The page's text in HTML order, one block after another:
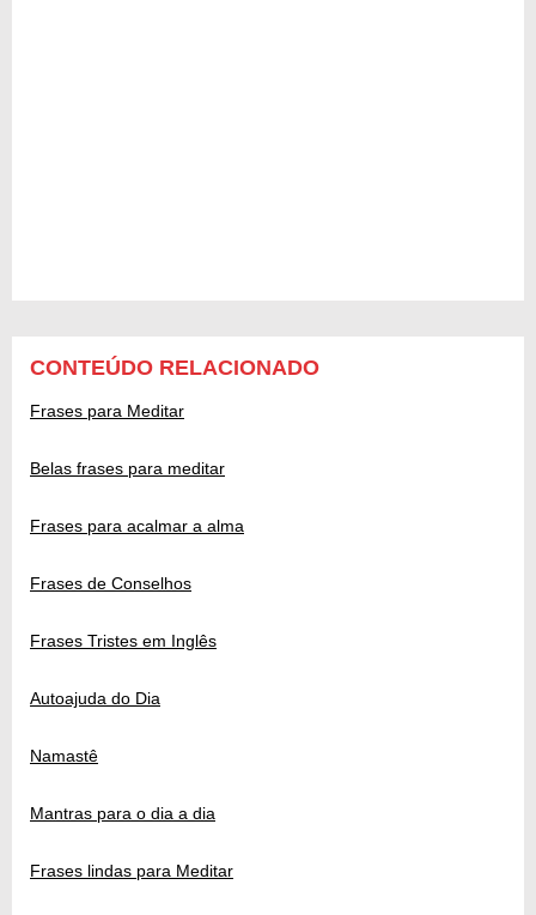
CONTEÚDO RELACIONADO
Frases para Meditar
Belas frases para meditar
Frases para acalmar a alma
Frases de Conselhos
Frases Tristes em Inglês
Autoajuda do Dia
Namastê
Mantras para o dia a dia
Frases lindas para Meditar